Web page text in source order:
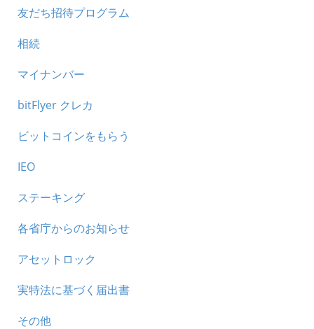
友だち招待プログラム
相続
マイナンバー
bitFlyer クレカ
ビットコインをもらう
IEO
ステーキング
各省庁からのお知らせ
アセットロック
実特法に基づく届出書
その他